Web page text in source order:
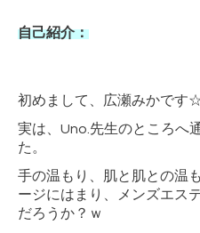
自己紹介：
初めまして、広瀬みかです
実は、Uno.先生のところへ
た。
手の温もり、肌と肌との温
ージにはまり、メンズエス
だろうか？ｗ